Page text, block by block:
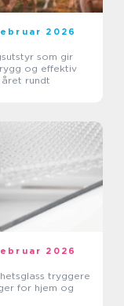
2026
som gir
og effektiv
rundt
2026
tryggere
for hjem og